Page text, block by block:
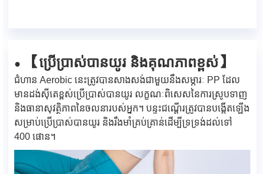
● 【ប្រើប្រាស់បានយូរ និងគុណភាពខ្ពស់ 】
ជំហាន Aerobic នេះត្រូវបានសាងសង់ជាមួយនឹងសម្ភារៈ PP ដែល
មានដង់ស៊ីតេខ្ពស់ប្រើប្រាស់បានយូរ លក្ខណៈពិសេសនៃការស្រូបទាញ
និងធានាសុវត្ថិភាពនៃចលនារបស់អ្នក។ បន្ទះជណ្តើរត្រូវបានបង្កើតឡើង
សម្រាប់ប្រើប្រាស់បានយូរ និងរឹងមាំគ្រប់គ្រាន់ដើម្បីទ្រទ្រង់ដល់ទៅ
400 ផោន។